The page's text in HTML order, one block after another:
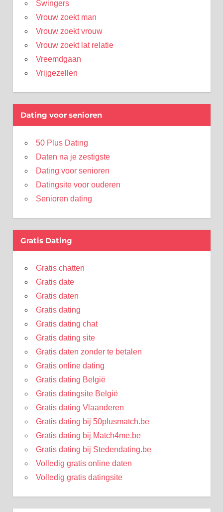
Swingers
Vrouw zoekt man
Vrouw zoekt vrouw
Vrouw zoekt lat relatie
Vreemdgaan
Vrijgezellen
Dating voor senioren
50 Plus Dating
Daten na je zestigste
Dating voor senioren
Datingsite voor ouderen
Senioren dating
Gratis Dating
Gratis chatten
Gratis date
Gratis daten
Gratis dating
Gratis dating chat
Gratis dating site
Gratis daten zonder te betalen
Gratis online dating
Gratis dating België
Gratis datingsite België
Gratis dating Vlaanderen
Gratis dating bij 50plusmatch.be
Gratis dating bij Match4me.be
Gratis dating bij Stedendating.be
Volledig gratis online daten
Volledig gratis datingsite